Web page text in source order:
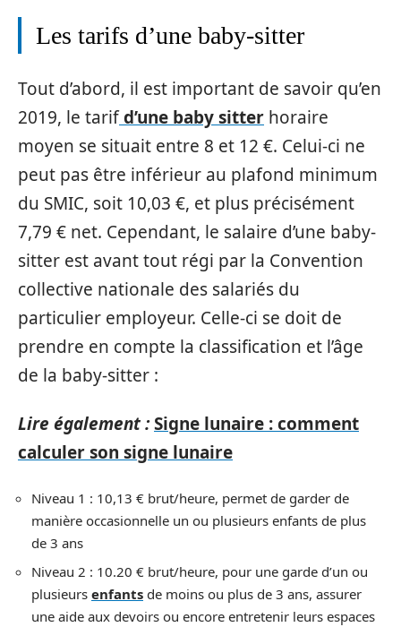
Les tarifs d’une baby-sitter
Tout d’abord, il est important de savoir qu’en
2019, le tarifd’une baby sitter horaire
moyen se situait entre 8 et 12 €. Celui-ci ne
peut pas être inférieur au plafond minimum
du SMIC, soit 10,03 €, et plus précisément
7,79 € net. Cependant, le salaire d’une baby-
sitter est avant tout régi par la Convention
collective nationale des salariés du
particulier employeur. Celle-ci se doit de
prendre en compte la classification et l’âge
de la baby-sitter :
Lire également :Signe lunaire : comment
calculer son signe lunaire
Niveau 1 : 10,13 € brut/heure, permet de garder de
manière occasionnelle un ou plusieurs enfants de plus
de 3 ans
Niveau 2 : 10.20 € brut/heure, pour une garde d’un ou
plusieurs enfants de moins ou plus de 3 ans, assurer
une aide aux devoirs ou encore entretenir leurs espaces